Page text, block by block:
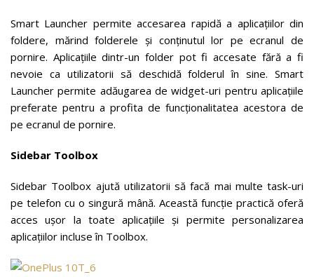
Smart Launcher permite accesarea rapidă a aplicațiilor din
foldere, mărind folderele și conținutul lor pe ecranul de
pornire. Aplicațiile dintr-un folder pot fi accesate fără a fi
nevoie ca utilizatorii să deschidă folderul în sine. Smart
Launcher permite adăugarea de widget-uri pentru aplicațiile
preferate pentru a profita de funcționalitatea acestora de
pe ecranul de pornire.
Sidebar Toolbox
Sidebar Toolbox ajută utilizatorii să facă mai multe task-uri
pe telefon cu o singură mână. Această funcție practică oferă
acces ușor la toate aplicațiile și permite personalizarea
aplicațiilor incluse în Toolbox.